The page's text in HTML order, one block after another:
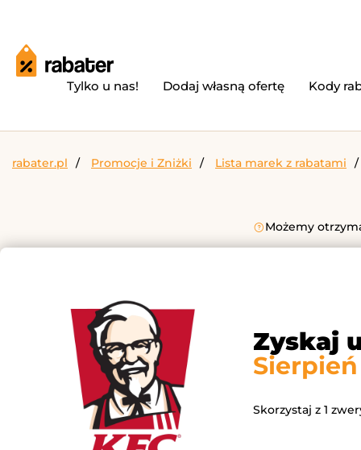
Tylko u nas! Dodaj własną ofertę Kody
rabater.pl Promocje i Zniżki Lista marek z rabatami
Możemy
Zyskaj
Skorzystaj z 1